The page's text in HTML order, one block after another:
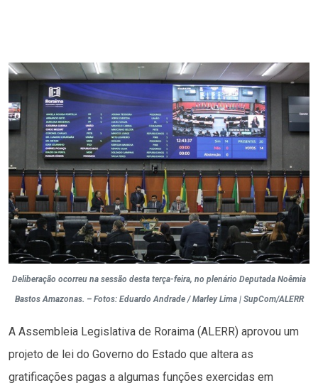
Deliberação ocorreu na sessão desta terça-feira, no plenário Deputada Noêmia
Bastos Amazonas. – Fotos: Eduardo Andrade / Marley Lima | SupCom/ALERR
A Assembleia Legislativa de Roraima (ALERR) aprovou um
projeto de lei do Governo do Estado que altera as
gratificações pagas a algumas funções exercidas em